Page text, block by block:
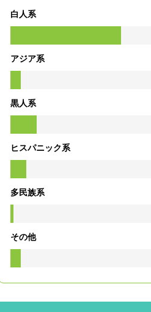
白人系
アジア系
黒人系
ヒスパニック系
多民族系
その他